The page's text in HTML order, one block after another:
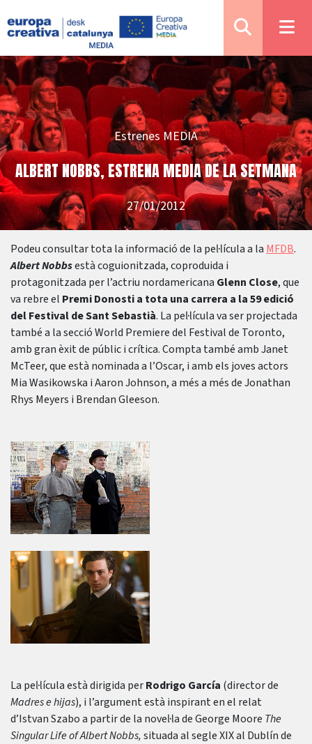
Estrenes MEDIA
ALBERT NOBBS, ESTRENA MEDIA DE LA SETMANA
27/01/2012
Podeu consultar tota la informació de la pel·lícula a la MFDB.
Albert Nobbsestà coguionitzada, coproduida i
protagonitzada per l’actriu nordamericana Glenn Close, que
va rebre el Premi Donosti a tota una carrera a la 59 edició
del Festival de Sant Sebastià. La pel·lícula va ser projectada
també a la secció World Premiere del Festival de Toronto,
amb gran èxit de públic i crítica. Compta també amb Janet
McTeer, que està nominada a l’Oscar, i amb els joves actors
Mia Wasikowska i Aaron Johnson, a més a més de Jonathan
Rhys Meyers i Brendan Gleeson.
La pel·lícula està dirigida perRodrigo García (director de
Madres e hijas), i l’argument està inspirant en el relat
d’Istvan Szabo a partir de la novel·la de George Moore The
Singular Life of Albert Nobbs,situada al segle XIX al Dublín de